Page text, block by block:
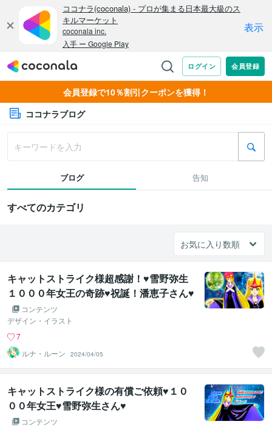
会員登録で10％割引クーポンを獲得！
ココナラブログ
ブログ 告知
すべてのカテゴリ
キャットストライク様超感謝！♥雪野弥生
１０００年女王の奇跡♥祝誕！潘恵子さん♥
コンテンツ
デザイン・イラスト
7
ルナ・ルーン
2024/04/05
キャットストライク様の有償ご依頼♥１０
００年女王♥雪野弥生さん♥
コンテンツ